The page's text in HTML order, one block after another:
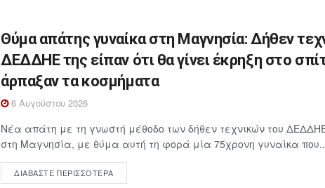
Θύμα απάτης γυναίκα στη Μαγνησία: Δήθεν
ΔΕΔΔΗΕ της είπαν ότι θα γίνει έκρηξη στο
άρπαξαν τα κοσμήματα
6 Αυγούστου 2026
Νέα απάτη με τη γνωστή μέθοδο των δήθεν τεχνικών του
στη Μαγνησία, με θύμα αυτή τη φορά μία 75χρονη γυναίκα
ΔΙΑΒΆΣΤΕ ΠΕΡΙΣΣΌΤΕΡΑ